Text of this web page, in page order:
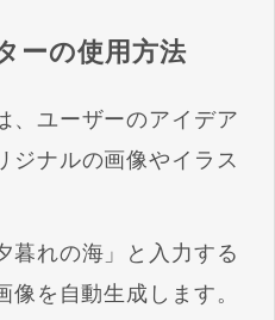
ーの使用方法
、ユーザーのアイデア
ジナルの画像やイラス
暮れの海」と入力する
を自動生成します。